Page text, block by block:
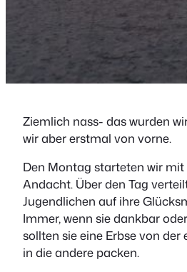
Ziemlich nass- das wurden
wir aber erstmal von vorne.
Den Montag starteten wir mit
Andacht. Über den Tag
Jugendlichen auf ihre
Immer, wenn sie dankbar
sollten sie eine Erbse von
in die andere packen.